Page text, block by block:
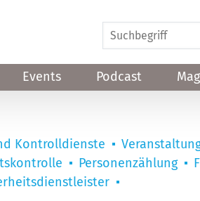
Events Podcast
Kontrolldienste
Personenzählung